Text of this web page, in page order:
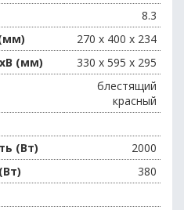
8.3
270 x 400 x 234
(мм)
330 x 595 x 295
блестящий
красный
(Вт)
2000
380